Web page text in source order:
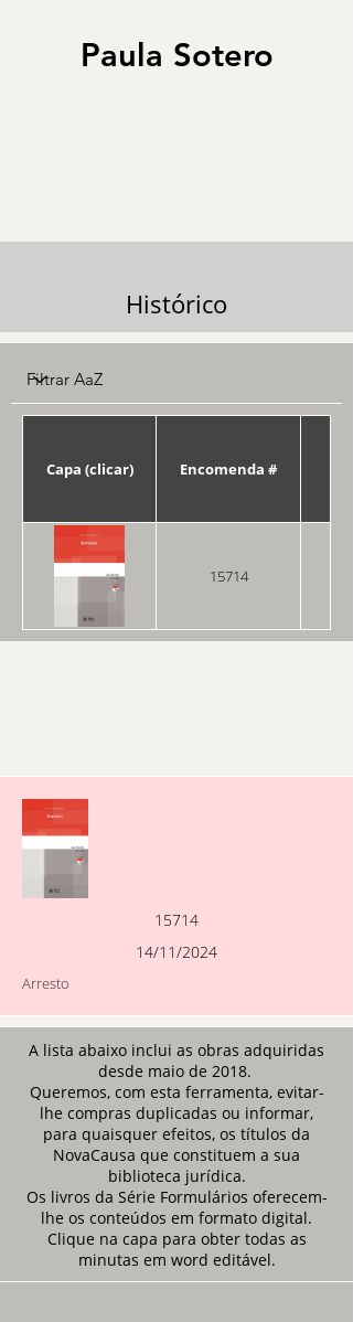
Paula Sotero
Histórico
Capa (clicar) Encomenda #
15714
15714
14/11/2024
Arresto
A lista abaixo inclui as obras adquiridas
desde maio de 2018.
Queremos, com esta ferramenta, evitar-
lhe compras duplicadas ou informar,
para quaisquer efeitos, os títulos da
NovaCausa que constituem a sua
biblioteca jurídica.
Os livros da Série Formulários oferecem-
lhe os conteúdos em formato digital.
Clique na capa para obter todas as
minutas em word editável.